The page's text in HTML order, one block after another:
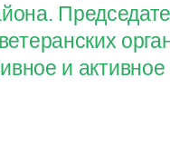
и